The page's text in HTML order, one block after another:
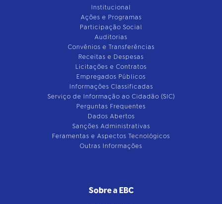
Institucional
Ações e Programas
Participação Social
Auditorias
Convênios e Transferências
Receitas e Despesas
Licitações e Contratos
Empregados Públicos
Informações Classificadas
Serviço de Informação ao Cidadão (SIC)
Perguntas Frequentes
Dados Abertos
Sanções Administrativas
Feramentas e Aspectos Tecnológicos
Outras Informações
Sobre a EBC